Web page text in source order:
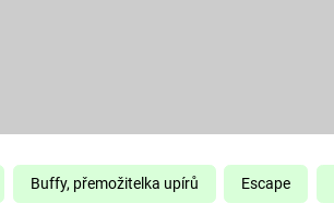
DELIVERANCE
Buffy, přemožitelka upírů Escape